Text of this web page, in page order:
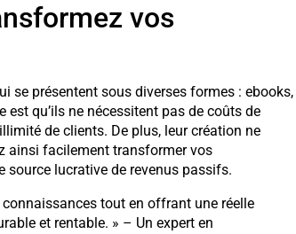
vos
se présentent sous diverses formes : ebooks,
qu’ils ne nécessitent pas de coûts de
de clients. De plus, leur création ne
ainsi facilement transformer vos
source lucrative de revenus passifs.
tout en offrant une réelle
et rentable. » – Un expert en